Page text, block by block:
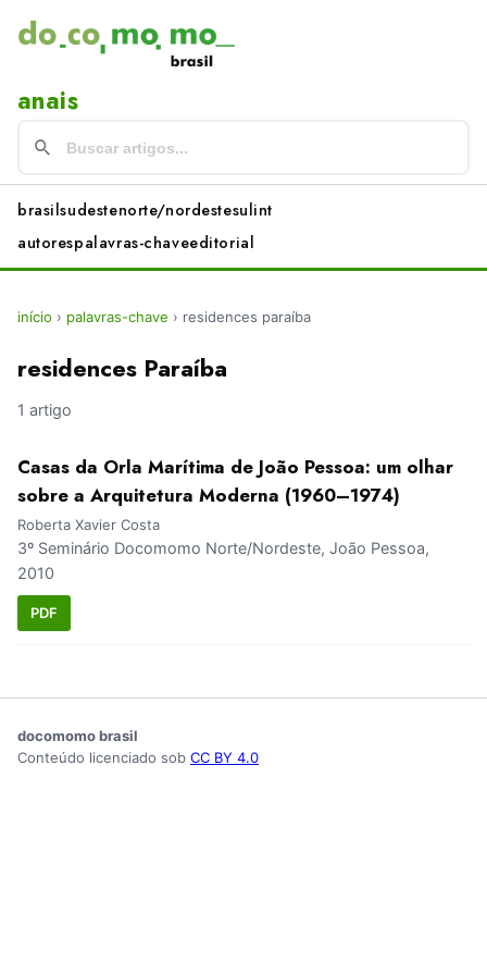
anais
brasilsudestenorte/nordestesulint
autorespalavras-chaveeditorial
início › palavras-chave › residences paraíba
residences Paraíba
1 artigo
Casas da Orla Marítima de João Pessoa: um olhar
sobre a Arquitetura Moderna (1960–1974)
Roberta Xavier Costa
3º Seminário Docomomo Norte/Nordeste, João Pessoa,
2010
PDF
docomomo brasil
Conteúdo licenciado sob CC BY 4.0